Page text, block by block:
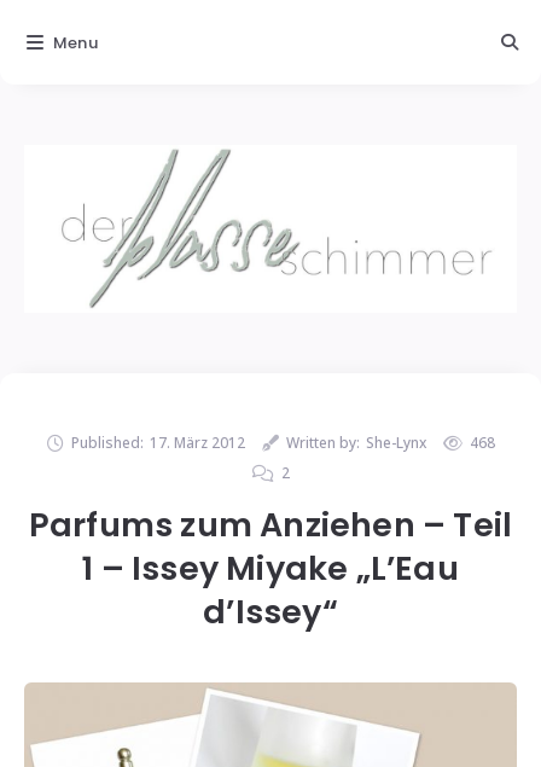
Published: 17. März 2012 Written by: She-Lynx
468
2
Parfums zum Anziehen – Teil
1 – Issey Miyake „L’Eau
d’Issey“
Menu